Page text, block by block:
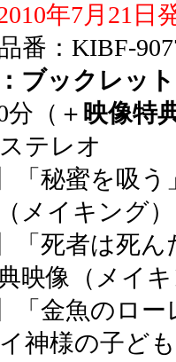
年7月21日
番：KIBF-
ブックレッ
分（＋ 映像特
テレオ
】「秘蜜を吸
メイキング）
「死者は死
映像（メイキ
】「金魚のロ
イ神様の子ど